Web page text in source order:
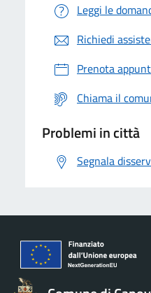
Leggi le
Richiedi
Prenota
Chiama il
Problemi in città
Segnala